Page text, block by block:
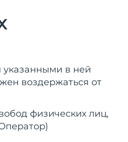
указанными в ней
воздержаться от
физических лиц,